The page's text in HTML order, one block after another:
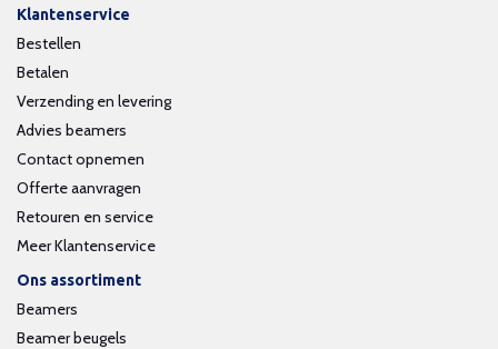
Klantenservice
Bestellen
Betalen
Verzending en levering
Advies beamers
Contact opnemen
Offerte aanvragen
Retouren en service
Meer Klantenservice
Ons assortiment
Beamers
Beamer beugels